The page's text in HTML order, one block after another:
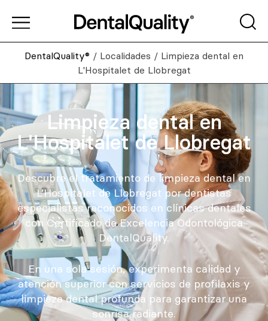
DentalQuality® / Localidades / Limpieza dental en
L'Hospitalet de Llobregat
Limpieza dental en
L'Hospitalet de Llobregat
Descubre el tratamiento de limpieza dental en
L’Hospitalet de Llobregat por dentistas
especialistas reconocidos en clínicas dentales
con Certificado de Excelencia Odontológica
DentalQuality.
En una sola sesión, experimenta calidad y
atención superior con servicios de profilaxis y
limpieza dental profunda para garantizar una
sonrisa radiante.